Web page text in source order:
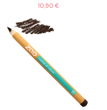
10,90 €